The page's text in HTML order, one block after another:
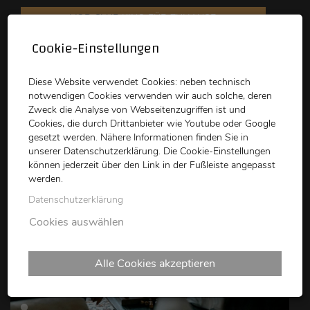
VOD CLUBKINO FÜR ZUHAUSE
schikaneder
Top Kino
schikaneder CLUB
Cookie-Einstellungen
Diese Website verwendet Cookies: neben technisch
notwendigen Cookies verwenden wir auch solche, deren
Zweck die Analyse von Webseitenzugriffen ist und
Cookies, die durch Drittanbieter wie Youtube oder Google
gesetzt werden. Nähere Informationen finden Sie in
unserer Datenschutzerklärung. Die Cookie-Einstellungen
können jederzeit über den Link in der Fußleiste angepasst
werden.
Datenschutzerklärung
Cookies auswählen
Alle Cookies akzeptieren